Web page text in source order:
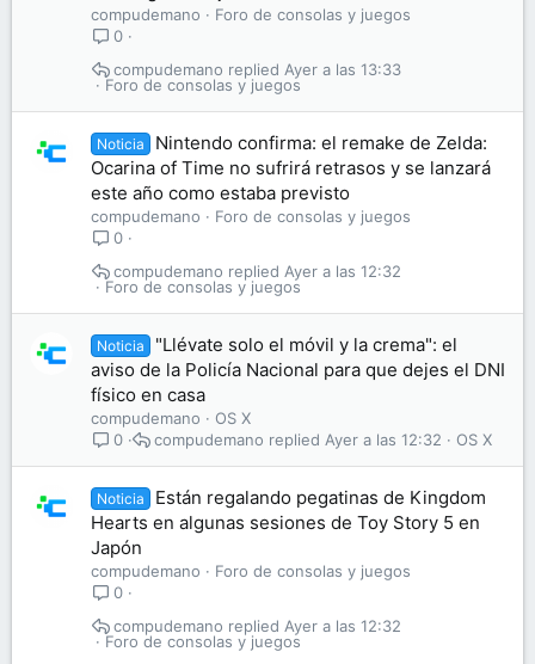
compudemano
Foro de consolas y juegos
0
Foro de consolas y juegos
Ayer a las 13:33
compudemano
Noticia
Nintendo confirma: el remake de Zelda:
Ocarina of Time no sufrirá retrasos y se lanzará
este año como estaba previsto
compudemano
Foro de consolas y juegos
0
Foro de consolas y juegos
Ayer a las 12:32
compudemano
Noticia
"Llévate solo el móvil y la crema": el
aviso de la Policía Nacional para que dejes el DNI
físico en casa
compudemano
OS X
0
OS X
Ayer a las 12:32
compudemano
Noticia
Están regalando pegatinas de Kingdom
Hearts en algunas sesiones de Toy Story 5 en
Japón
compudemano
Foro de consolas y juegos
0
Foro de consolas y juegos
Ayer a las 12:32
compudemano